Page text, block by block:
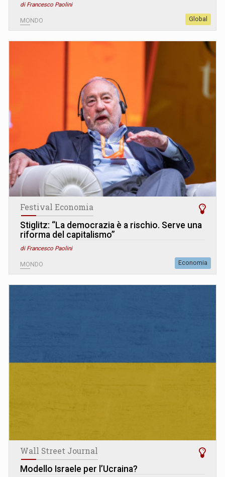
di Francesco Paolini
MONDO Global
Festival Economia
Stiglitz: “La democrazia è a rischio. Serve una
riforma del capitalismo”
di Francesco Paolini
MONDO Economia
Wall Street Journal
Modello Israele per l’Ucraina?